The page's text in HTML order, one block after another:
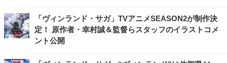
「ヴィンランド・サガ」TVアニメSEASON2が制作決
定！ 原作者・幸村誠＆監督らスタッフのイラストコメ
ント公開